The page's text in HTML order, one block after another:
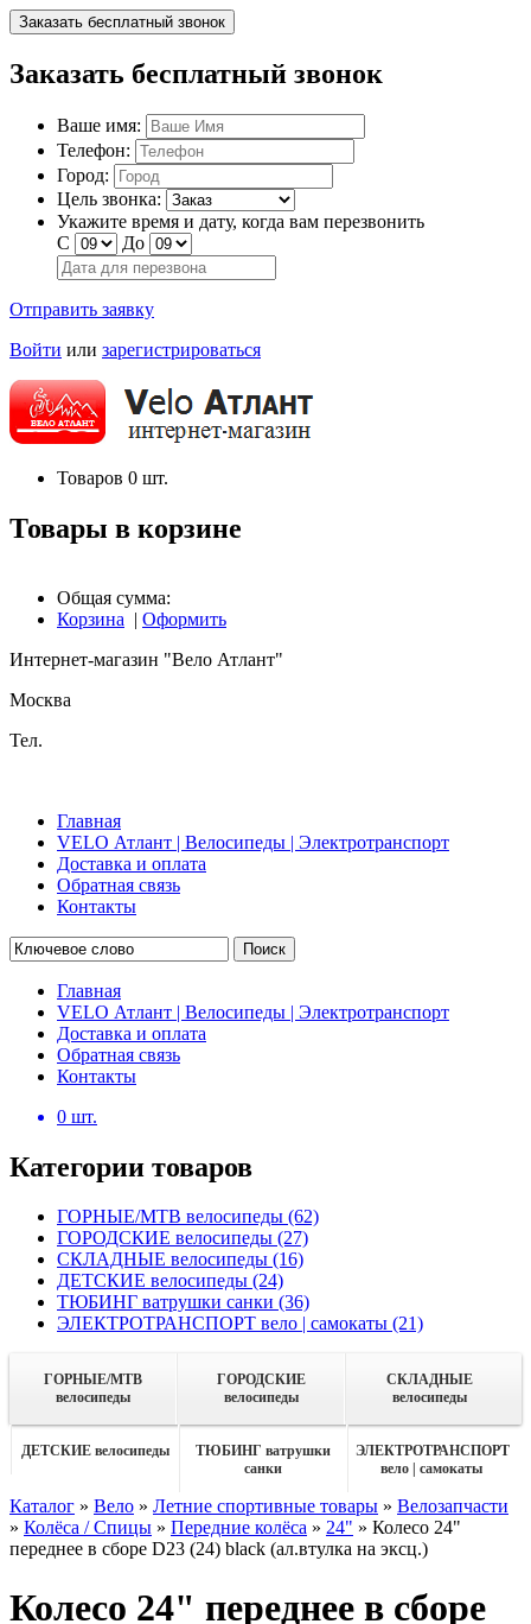
Заказать бесплатный звонок
Заказать бесплатный звонок
Ваше имя:
Телефон:
Город:
Цель звонка:
Укажите время и дату, когда вам перезвонить
С
До
Отправить заявку
Войти или зарегистрироваться
Товаров 0 шт.
Товары в корзине
Общая сумма:
Корзина | Оформить
Интернет-магазин "Вело Атлант"
Москва
Тел.
Главная
VELO Атлант | Велосипеды | Электротранспорт
Доставка и оплата
Обратная связь
Контакты
Поиск
Главная
VELO Атлант | Велосипеды | Электротранспорт
Доставка и оплата
Обратная связь
Контакты
0 шт.
Категории товаров
ГОРНЫЕ/MTB велосипеды (62)
ГОРОДСКИЕ велосипеды (27)
СКЛАДНЫЕ велосипеды (16)
ДЕТСКИЕ велосипеды (24)
ТЮБИНГ ватрушки санки (36)
ЭЛЕКТРОТРАНСПОРТ вело | самокаты (21)
ГОРНЫЕ/MTB
велосипеды
ГОРОДСКИЕ
велосипеды
СКЛАДНЫЕ
велосипеды
ДЕТСКИЕ велосипеды
ТЮБИНГ ватрушки
санки
ЭЛЕКТРОТРАНСПОРТ
вело | самокаты
Каталог » Вело » Летние спортивные товары » Велозапчасти
» Колёса / Спицы » Передние колёса » 24" » Колесо 24"
переднее в сборе D23 (24) black (ал.втулка на эксц.)
Колесо 24" переднее в сборе